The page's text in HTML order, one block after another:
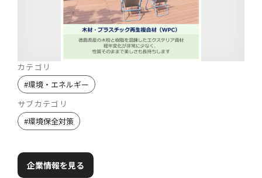
カテゴリ
#環境・エネルギー
サブカテゴリ
#環境保全対策
企業情報を見る